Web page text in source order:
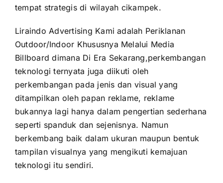
tempat strategis di wilayah cikampek.
Liraindo Advertising Kami adalah Periklanan
Outdoor/Indoor Khususnya Melalui Media
Billboard dimana Di Era Sekarang,perkembangan
teknologi ternyata juga diikuti oleh
perkembangan pada jenis dan visual yang
ditampilkan oleh papan reklame, reklame
bukannya lagi hanya dalam pengertian sederhana
seperti spanduk dan sejenisnya. Namun
berkembang baik dalam ukuran maupun bentuk
tampilan visualnya yang mengikuti kemajuan
teknologi itu sendiri.